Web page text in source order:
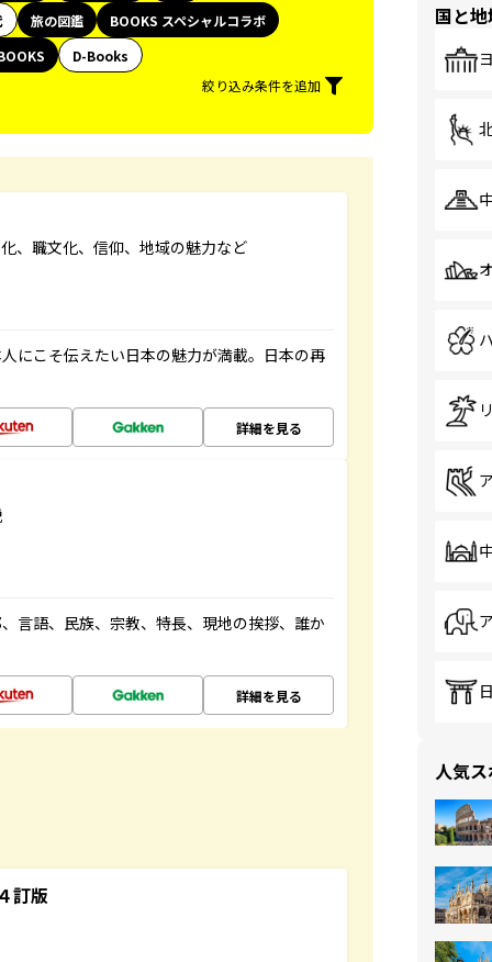
旅の図鑑
BOOKS スペシャルコラボ
D-Books
絞り込み条件を追加
、職文化、信仰、地域の魅力など
にこそ伝えたい日本の魅力が満載。日本の再
詳細を見る
言語、民族、宗教、特長、現地の挨拶、誰か
詳細を見る
訂版
国と
人気